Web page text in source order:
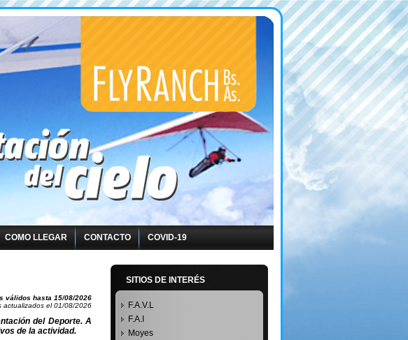
COMO LLEGAR CONTACTO COVID-19
válidos hasta 15/08/2026
actualizados el 01/08/2026
del Deporte. A
de la actividad.
SITIOS DE INTERÉS
F.A.V.L
F.A.I
Moyes